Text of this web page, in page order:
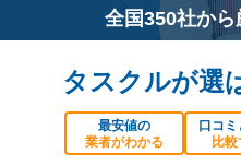
全国350社か
タスクルが選
最安値の
業者がわかる
口コ
比